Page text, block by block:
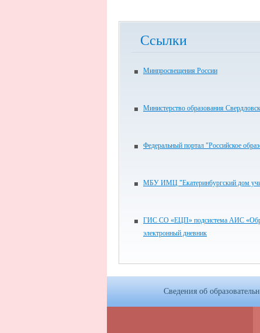
Ссылки
Минпросвещения России
Министерство образования
Федеральный портал "Российское
МБУ ИМЦ "Екатеринбургский дом
ГИС СО «ЕЦП» подсистема АИС
электронный дневник
Сведения об